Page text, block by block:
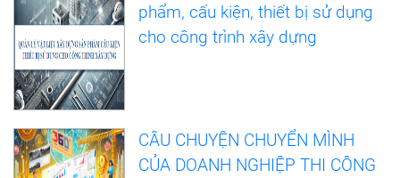
phẩm, cấu kiện, thiết bị sử dụng
cho công trình xây dựng
CÂU CHUYỆN CHUYỂN MÌNH
CỦA DOANH NGHIỆP THI CÔNG